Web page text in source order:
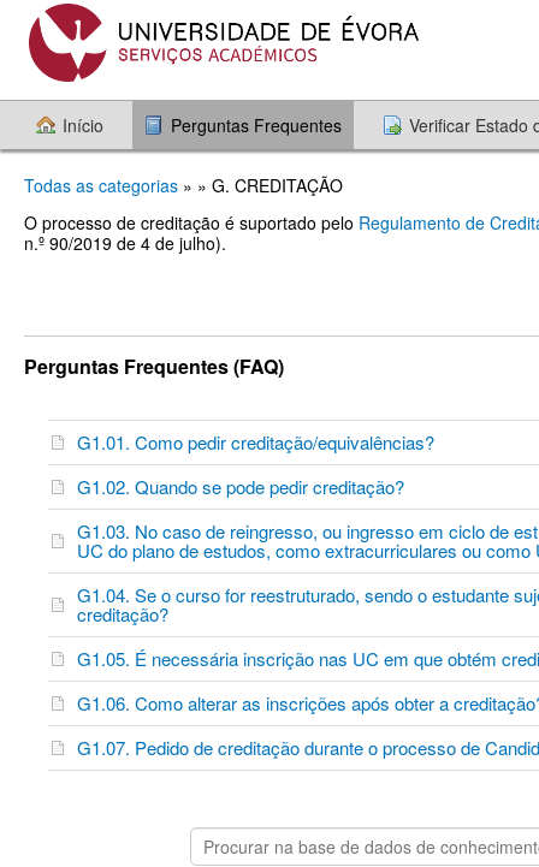
Início Perguntas Frequentes Verificar Estado
Todas as categorias » » G. CREDITAÇÃO
O processo de creditação é suportado pelo Regulamento de
n.º 90/2019 de 4 de julho).
Perguntas Frequentes (FAQ)
G1.01. Como pedir creditação/equivalências?
G1.02. Quando se pode pedir creditação?
G1.03. No caso de reingresso, ou ingresso em ciclo de
UC do plano de estudos, como extracurriculares ou
G1.04. Se o curso for reestruturado, sendo o estudante
creditação?
G1.05. É necessária inscrição nas UC em que obtém
G1.06. Como alterar as inscrições após obter a
G1.07. Pedido de creditação durante o processo de